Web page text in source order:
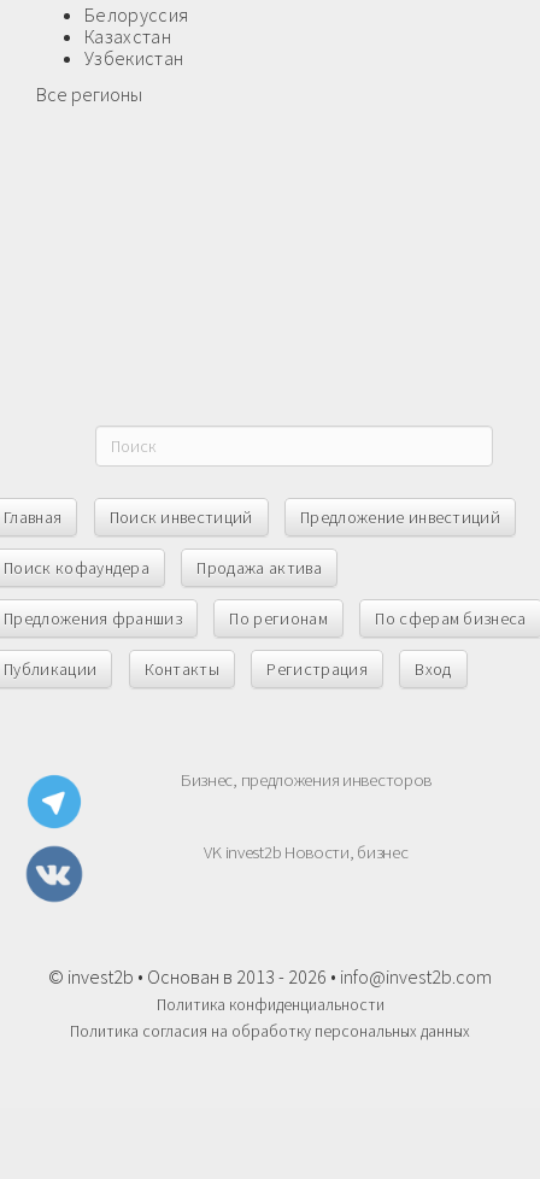
Белоруссия
Казахстан
Узбекистан
Все регионы
Главная Поиск инвестиций Предложение инвестиций
Поиск кофаундера Продажа актива
Предложения франшиз По регионам По сферам бизнеса
Публикации Контакты Регистрация Вход
Бизнес, предложения инвесторов
VK invest2b Новости, бизнес
© invest2b • Основан в 2013 - 2026 • info@invest2b.com
Политика конфиденциальности
Политика согласия на обработку персональных данных